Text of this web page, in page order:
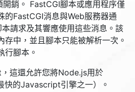
銷。 FastCGI腳本或應用程序僅
的FastCGI消息與Web服務器通
請求及其響應使用這些消息。該
存中，並且腳本只能被解析一次。
行腳本。
這還允許您將Node.js用於
的Javascript引擎之一）。